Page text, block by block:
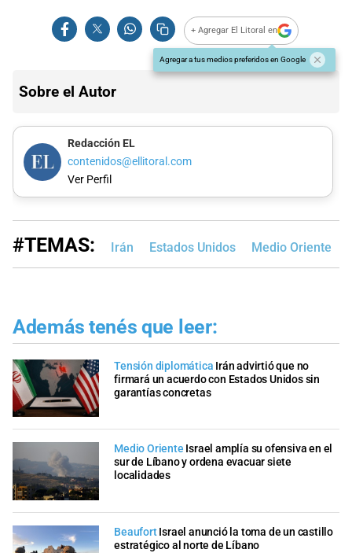
+ Agregar El Litoral en
Agregar a tus medios preferidos en Google
Sobre el Autor
Redacción EL
contenidos@ellitoral.com
Ver Perfil
#TEMAS: Irán Estados Unidos Medio Oriente
Además tenés que leer:
Tensión diplomática Irán advirtió que no
firmará un acuerdo con Estados Unidos sin
garantías concretas
Medio Oriente Israel amplía su ofensiva en el
sur de Líbano y ordena evacuar siete
localidades
Beaufort Israel anunció la toma de un castillo
estratégico al norte de Líbano